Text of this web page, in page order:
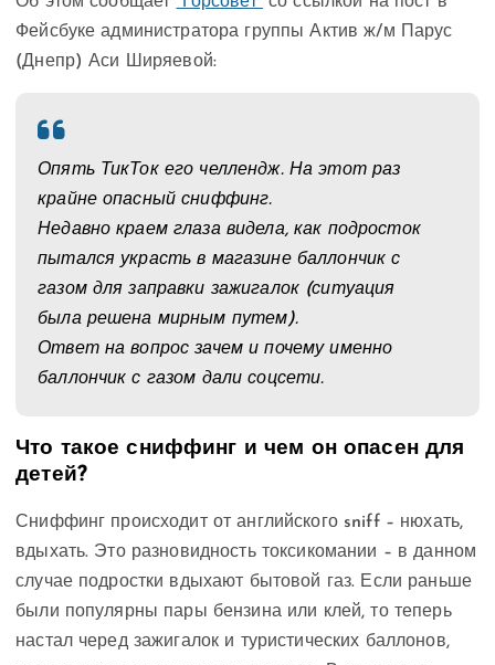
Фейсбуке администратора группы Актив ж/м Парус
(Днепр) Аси Ширяевой:
Опять ТикТок его челлендж. На этот раз
крайне опасный сниффинг.
Недавно краем глаза видела, как подросток
пытался украсть в магазине баллончик с
газом для заправки зажигалок (ситуация
была решена мирным путем).
Ответ на вопрос зачем и почему именно
баллончик с газом дали соцсети.
Что такое сниффинг и чем он опасен для
детей?
Сниффинг происходит от английского sniff – нюхать,
вдыхать. Это разновидность токсикомании – в данном
случае подростки вдыхают бытовой газ. Если раньше
были популярны пары бензина или клей, то теперь
настал черед зажигалок и туристических баллонов,